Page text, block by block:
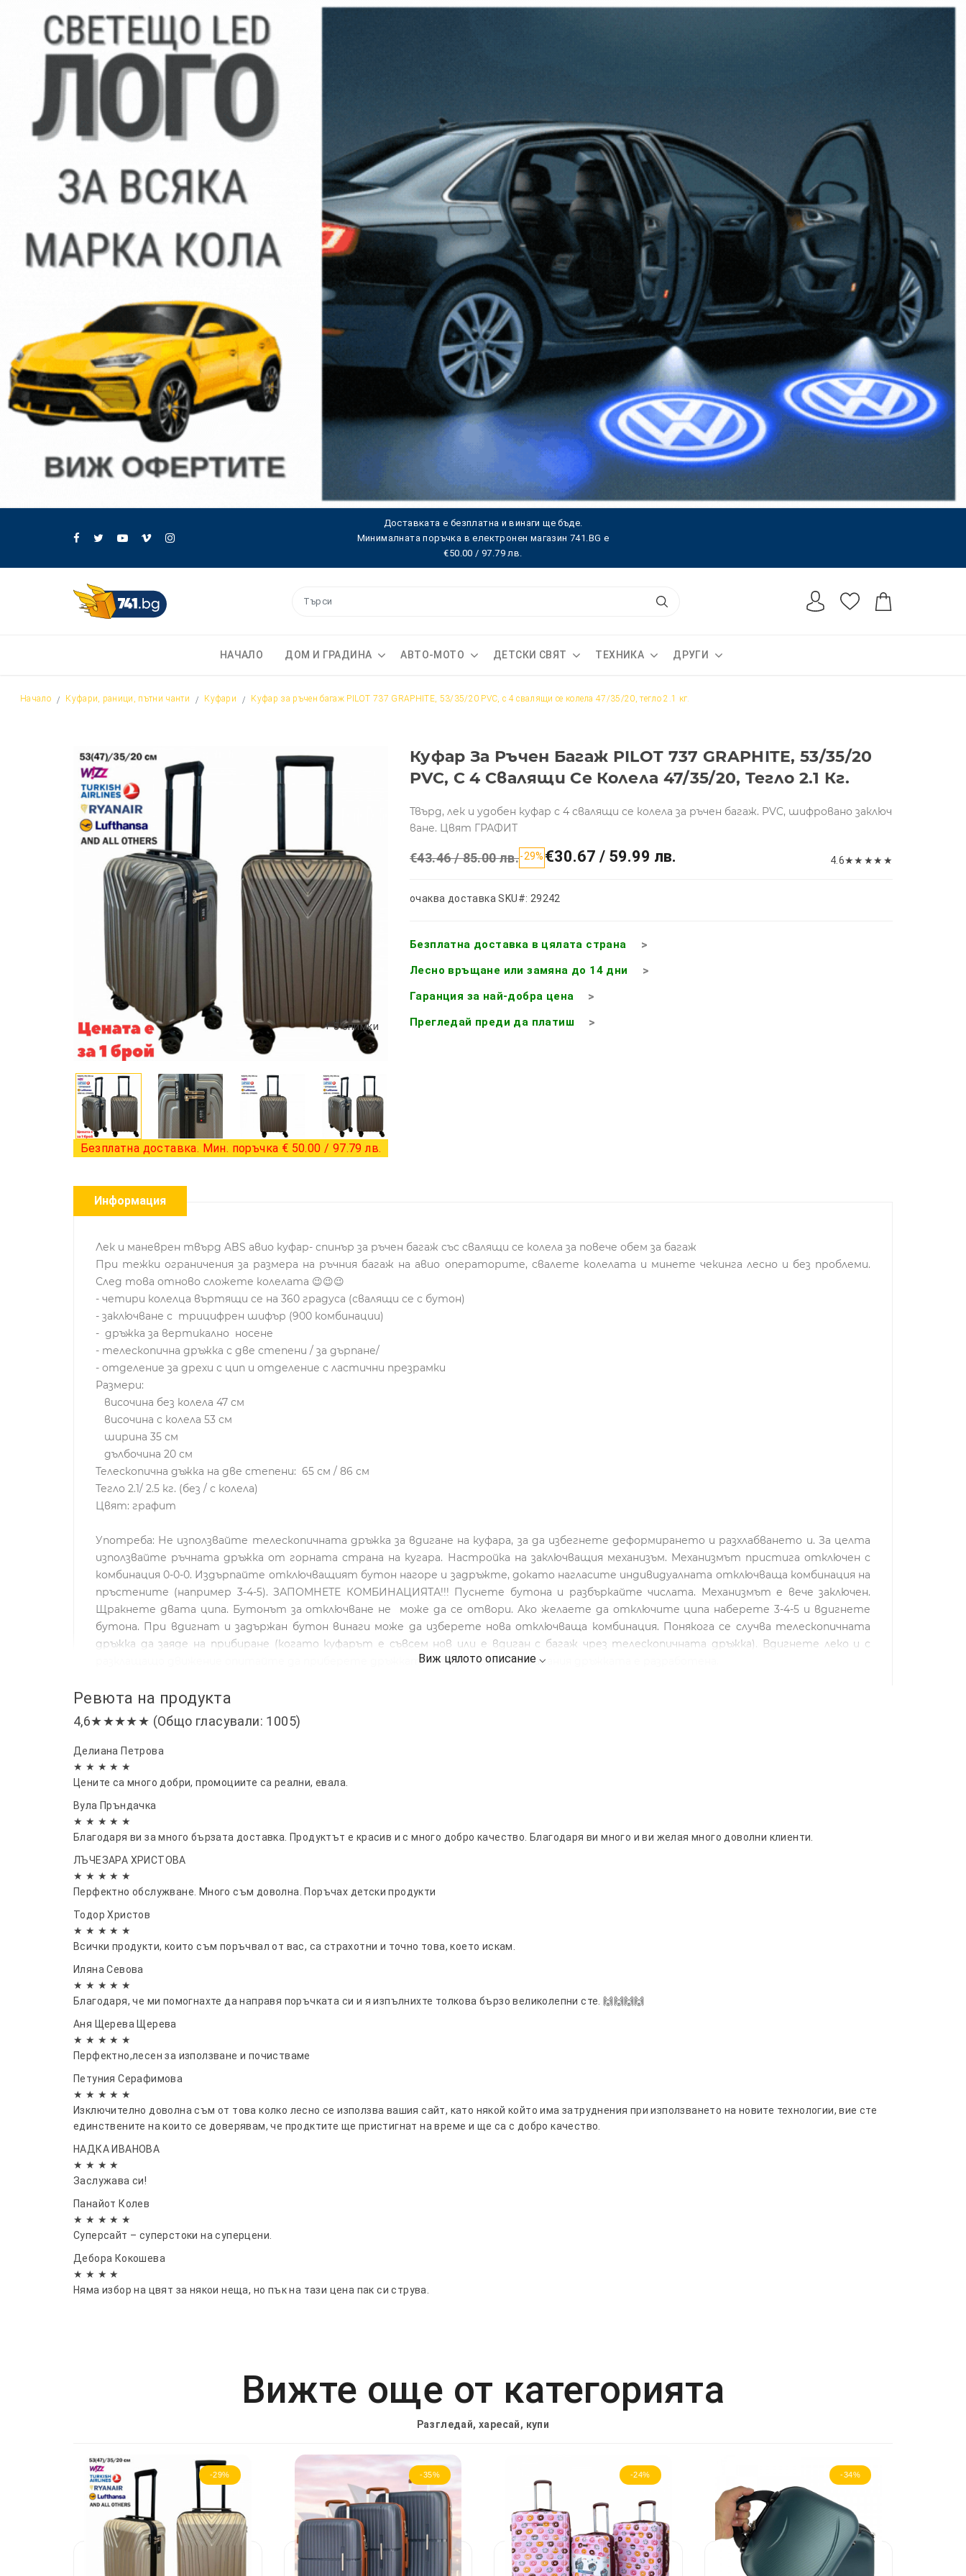
Доставката е безплатна и винаги ще бъде.
Минималната поръчка в електронен магазин 741.BG е
€50.00 / 97.79 лв.
НАЧАЛО ДОМ И ГРАДИНА АВТО-МОТО ДЕТСКИ СВЯТ ТЕХНИКА ДРУГИ
Начало Куфари, раници, пътни чанти Куфари Куфар за ръчен багаж PILOT 737 GRAPHITE, 53/35/20 PVC, с 4 свалящи се колела 47/35/20, тегло 2.1 кг.
+ 5 снимки
Безплатна доставка. Мин. поръчка € 50.00 / 97.79 лв.
Куфар За Ръчен Багаж PILOT 737 GRAPHITE, 53/35/20
PVC, С 4 Свалящи Се Колела 47/35/20, Тегло 2.1 Кг.
Твърд, лек и удобен куфар с 4 свалящи се колела за ръчен багаж. PVC, шифровано заключ
ване. Цвят ГРАФИТ
€43.46 / 85.00 лв.-29% €30.67 / 59.99 лв. 4.6★★ ★★ ★
очаква доставка SKU#: 29242
Безплатна доставка в цялата страна
Лесно връщане или замяна до 14 дни
Гаранция за най-добра цена
Прегледай преди да платиш
Информация
Лек и маневрен твърд ABS авио куфар- спинър за ръчен багаж със свалящи се колела за повече обем за багаж
При тежки ограничения за размера на ръчния багаж на авио операторите, свалете колелата и минете чекинга лесно и без проблеми.
След това отново сложете колелата 😉😉😉
- четири колелца въртящи се нa 360 градуса (свалящи се с бутон)
- заключване с трицифрен шифър (900 комбинации)
- дръжка за вертикално носене
- телескопична дръжка с две степени / за дърпане/
- отделение за дрехи с цип и отделение с ластични презрамки
Размери:
височина без колела 47 см
височина с колела 53 см
ширина 35 см
дълбочина 20 см
Телескопична дъжка на две степени: 65 см / 86 см
Тегло 2.1/ 2.5 кг. (без / с колела)
Цвят: графит
Употреба: Не използвайте телескопичната дръжка за вдигане на куфара, за да избегнете деформирането и разхлабването и. За целта
използвайте ръчната дръжка от горната страна на кугара. Настройка на заключващия механизъм. Механизмът пристига отключен с
комбинация 0-0-0. Издърпайте отключващият бутон нагоре и задръжте, докато нагласите индивидуалната отключваща комбинация на
пръстените (например 3-4-5). ЗАПОМНЕТЕ КОМБИНАЦИЯТА!!! Пуснете бутона и разбъркайте числата. Механизмът е вече заключен.
Щракнете двата ципа. Бутонът за отключване не може да се отвори. Ако желаете да отключите ципа наберете 3-4-5 и вдигнете
бутона. При вдигнат и задържан бутон винаги може да изберете нова отключваща комбинация. Понякога се случва телескопичната
дръжка да заяде на прибиране (когато куфарът е съвсем нов или е вдиган с багаж чрез телескопичната дръжка). Вдигнете леко и с
разклащащо движение опитайте да приберете дръжката. След няколко прибирания дръжката е разработена.
Ревюта на продукта
4,6★★★★★ (Общо гласували: 1005)
Делиана Петрова
★ ★ ★ ★ ★
Цените са много добри, промоциите са реални, евала.
Вула Пръндачка
★ ★ ★ ★ ★
Благодаря ви за много бързата доставка. Продуктът е красив и с много добро качество. Благодаря ви много и ви желая много доволни клиенти.
ЛЪЧЕЗАРА ХРИСТОВА
★ ★ ★ ★ ★
Перфектно обслужване. Много съм доволна. Поръчах детски продукти
Тодор Христов
★ ★ ★ ★ ★
Всички продукти, които съм поръчвал от вас, са страхотни и точно това, което искам.
Иляна Севова
★ ★ ★ ★ ★
Благодаря, че ми помогнахте да направя поръчката си и я изпълнихте толкова бързо великолепни сте. 🙌🙌🙌🙌
Аня Щерева Щерева
★ ★ ★ ★ ★
Перфектно,лесен за използване и почистваме
Петуния Серафимова
★ ★ ★ ★ ★
Изключително доволна съм от това колко лесно се използва вашия сайт, като някой който има затруднения при използването на новите технологии, вие сте
единствените на които се доверявам, че продктите ще пристигнат на време и ще са с добро качество.
НАДКА ИВАНОВА
★ ★ ★ ★
Заслужава си!
Панайот Колев
★ ★ ★ ★ ★
Суперсайт – суперстоки на суперцени.
Дебора Кокошева
★ ★ ★ ★
Няма избор на цвят за някои неща, но пък на тази цена пак си струва.
Вижте още от категорията
Разгледай, харесай, купи
-29% -35% -24% -34%